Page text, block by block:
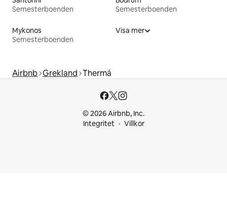
Semesterboenden
Semesterboenden
Mykonos
Semesterboenden
Visa mer
Airbnb Grekland Thermá
© 2026 Airbnb, Inc.
Integritet
Villkor